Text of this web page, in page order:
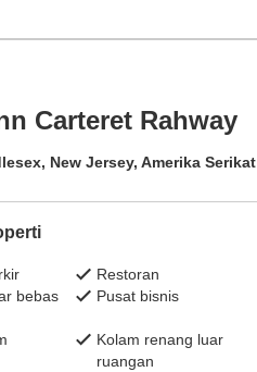
Carteret Rahway
New Jersey, Amerika Serikat
Restoran
bebas
Pusat bisnis
Kolam renang luar
ruangan